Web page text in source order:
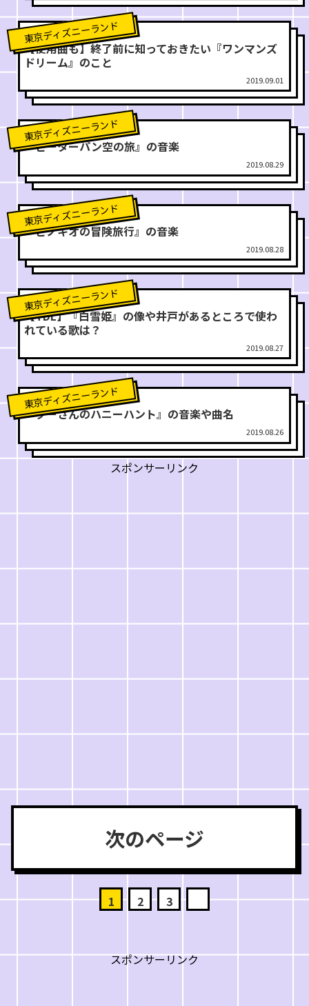
東京ディズニーランド
【使用曲も】終了前に知っておきたい『ワンマンズ
ドリーム』のこと
2019.09.01
東京ディズニーランド
『ピーターパン空の旅』の音楽
2019.08.29
東京ディズニーランド
『ピノキオの冒険旅行』の音楽
2019.08.28
東京ディズニーランド
【TDL】『白雪姫』の像や井戸があるところで使わ
れている歌は？
2019.08.27
東京ディズニーランド
『プーさんのハニーハント』の音楽や曲名
2019.08.26
スポンサーリンク
次のページ
1 2 3
スポンサーリンク